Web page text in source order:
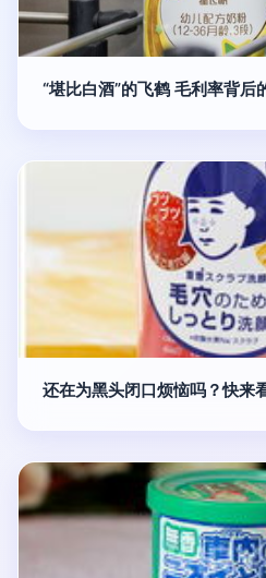
“堪比白酒”的飞鹤 毛利率背后
还在为黑头闭口烦恼吗？快来